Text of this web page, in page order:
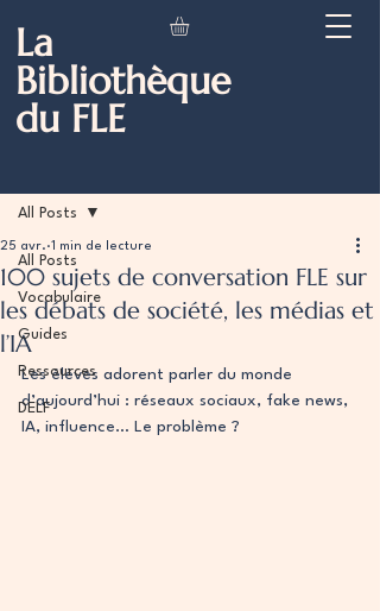
La
Bibliothèque
du FLE
All Posts
Vocabulaire
Guides
Ressources
DELF
All Posts
100 sujets de conversation FLE sur
les débats de société, les médias et
l’IA
25 avr. 1 min de lecture
Les élèves adorent parler du monde
d’aujourd’hui : réseaux sociaux, fake news,
IA, influence… Le problème ?